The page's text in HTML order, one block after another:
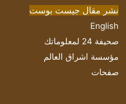
نشر مقال جيست بوست
English
صحيفة 24 لمعلوماتك
مؤسسة اشراق العالم
صفحات